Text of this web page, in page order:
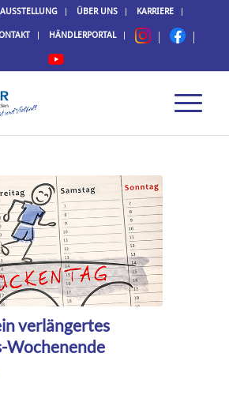
AUSSTELLUNG ÜBER UNS KARRIERE
HÄNDLERPORTAL
verlängertes
Wochenende